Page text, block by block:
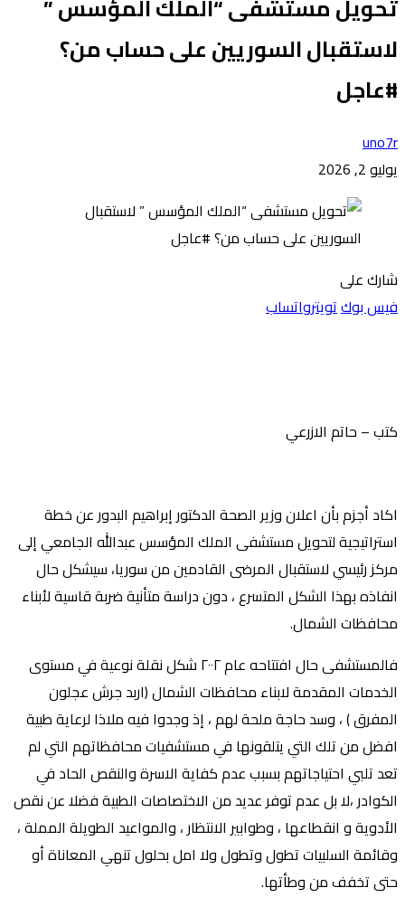
تحويل مستشفى “الملك المؤسس ”
لاستقبال السوريين على حساب من؟
#عاجل
uno7r
يوليو 2, 2026
شارك على
فيس بوكتويترواتساب
كتب – ‏حاتم الازرعي
‏اكاد أجزم بأن اعلان وزير الصحة الدكتور إبراهيم البدور عن خطة
استراتيجية لتحويل مستشفى الملك المؤسس عبدالله الجامعي إلى
مركز رئيسي لاستقبال المرضى القادمين من سوريا، سيشكل حال
انفاذه بهذا الشكل المتسرع ، دون دراسة متأنية ضربة قاسية لأبناء
محافظات الشمال.
‏فالمستشفى حال افتتاحه عام ٢٠٠٢ شكل نقلة نوعية في مستوى
الخدمات المقدمة لابناء محافظات الشمال (اربد جرش عجلون
المفرق ) ، وسد حاجة ملحة لهم ، إذ وجدوا فيه ملاذا لرعاية طبية
افضل من تلك التي يتلقونها في مستشفيات محافظاتهم التي لم
تعد تلبي احتياجاتهم بسبب عدم كفاية الاسرة والنقص الحاد في
الكوادر ،لا بل عدم توفر عديد من الاختصاصات الطبية فضلا عن نقص
الأدوية و انقطاعها ، وطوابير الانتظار ، والمواعيد الطويلة المملة ،
وقائمة السلبيات تطول وتطول ولا امل بحلول تنهي المعاناة أو
حتى تخفف من وطأتها.